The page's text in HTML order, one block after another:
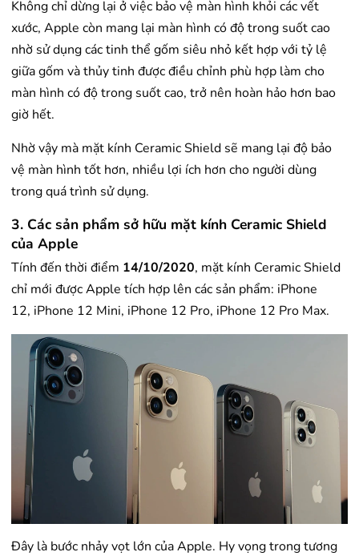
Không chỉ dừng lại ở việc bảo vệ màn hình khỏi các vết
xước, Apple còn mang lại màn hình có độ trong suốt cao
nhờ sử dụng các tinh thể gốm siêu nhỏ kết hợp với tỷ lệ
giữa gốm và thủy tinh được điều chỉnh phù hợp làm cho
màn hình có độ trong suốt cao, trở nên hoàn hảo hơn bao
giờ hết.
Nhờ vậy mà mặt kính Ceramic Shield sẽ mang lại độ bảo
vệ màn hình tốt hơn, nhiều lợi ích hơn cho người dùng
trong quá trình sử dụng.
3. Các sản phẩm sở hữu mặt kính Ceramic Shield
của Apple
Tính đến thời điểm 14/10/2020, mặt kính Ceramic Shield
chỉ mới được Apple tích hợp lên các sản phẩm: iPhone
12, iPhone 12 Mini, iPhone 12 Pro, iPhone 12 Pro Max.
Đây là bước nhảy vọt lớn của Apple. Hy vọng trong tương